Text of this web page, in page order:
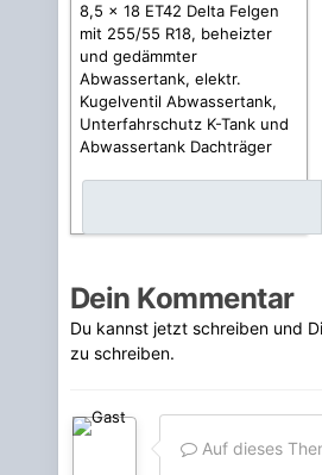
8,5 x 18 ET42 Delta Felgen
mit 255/55 R18, beheizter
und gedämmter
Abwassertank, elektr.
Kugelventil Abwassertank,
Unterfahrschutz K-Tank und
Abwassertank Dachträger
Dein Kommentar
Du kannst jetzt schreiben und
zu schreiben.
Auf dieses